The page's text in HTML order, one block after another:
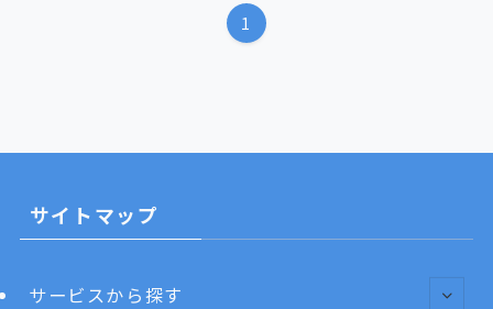
1
サイトマップ
サービスから探す